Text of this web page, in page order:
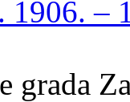
1906. –
grada